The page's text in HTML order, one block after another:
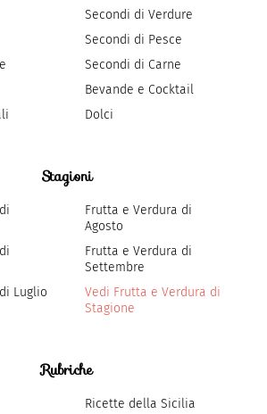
Secondi di Verdure
Secondi di Pesce
Secondi di Carne
Bevande e Cocktail
Dolci
Stagioni
Luglio
Frutta e Verdura di
Agosto
Frutta e Verdura di
Settembre
Vedi Frutta e Verdura di
Stagione
Rubriche
Ricette della Sicilia